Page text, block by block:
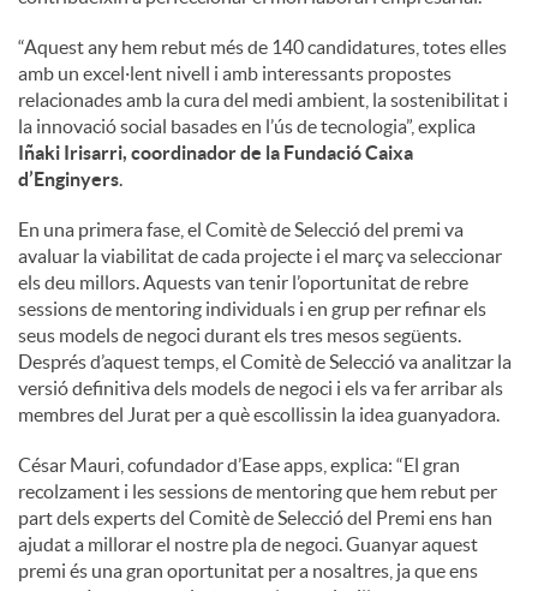
“Aquest any hem rebut més de 140 candidatures, totes elles
amb un excel·lent nivell i amb interessants propostes
relacionades amb la cura del medi ambient, la sostenibilitat i
la innovació social basades en l’ús de tecnologia”, explica
Iñaki Irisarri, coordinador de la Fundació Caixa
d’Enginyers.
En una primera fase, el Comitè de Selecció del premi va
avaluar la viabilitat de cada projecte i el març va seleccionar
els deu millors. Aquests van tenir l’oportunitat de rebre
sessions de mentoring individuals i en grup per refinar els
seus models de negoci durant els tres mesos següents.
Després d’aquest temps, el Comitè de Selecció va analitzar la
versió definitiva dels models de negoci i els va fer arribar als
membres del Jurat per a què escollissin la idea guanyadora.
César Mauri, cofundador d’Ease apps, explica: “El gran
recolzament i les sessions de mentoring que hem rebut per
part dels experts del Comitè de Selecció del Premi ens han
ajudat a millorar el nostre pla de negoci. Guanyar aquest
premi és una gran oportunitat per a nosaltres, ja que ens